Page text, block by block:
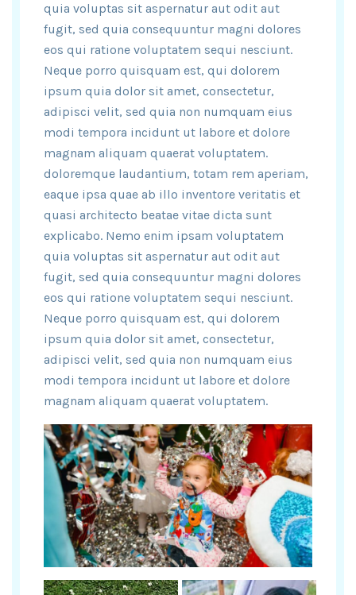
quia voluptas sit aspernatur aut odit aut
fugit, sed quia consequuntur magni dolores
eos qui ratione voluptatem sequi nesciunt.
Neque porro quisquam est, qui dolorem
ipsum quia dolor sit amet, consectetur,
adipisci velit, sed quia non numquam eius
modi tempora incidunt ut labore et dolore
magnam aliquam quaerat voluptatem.
doloremque laudantium, totam rem aperiam,
eaque ipsa quae ab illo inventore veritatis et
quasi architecto beatae vitae dicta sunt
explicabo. Nemo enim ipsam voluptatem
quia voluptas sit aspernatur aut odit aut
fugit, sed quia consequuntur magni dolores
eos qui ratione voluptatem sequi nesciunt.
Neque porro quisquam est, qui dolorem
ipsum quia dolor sit amet, consectetur,
adipisci velit, sed quia non numquam eius
modi tempora incidunt ut labore et dolore
magnam aliquam quaerat voluptatem.